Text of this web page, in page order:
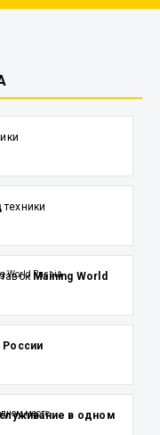
техники
Maining World
России
в одном